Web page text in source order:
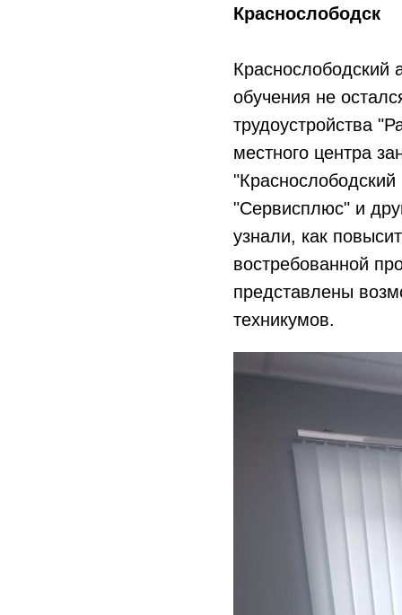
Краснослободск
Краснослободский
обучения не
трудоустройства
местного центра
"Сервисплюс" и
узнали, как
востребованной
представлены
техникумов.